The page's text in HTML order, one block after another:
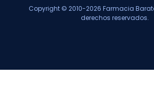
Copyright © 2010-2026 Farmacia
derechos reservados.